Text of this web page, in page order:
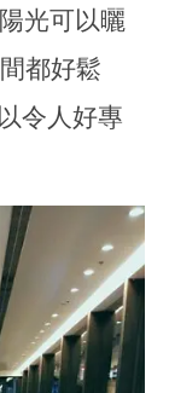
光可以曬
都好鬆
令人好專